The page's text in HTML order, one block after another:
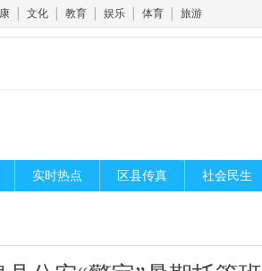
文化 教育 娱乐 体育 旅游
实时热点 区县传真 社会民生